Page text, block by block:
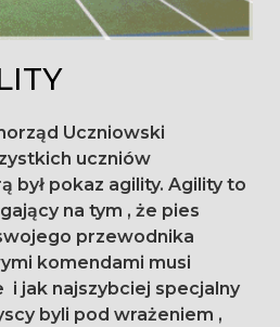
Uczniowski
uczniów
był pokaz agility. Agility to
na tym , że pies
przewodnika
komendami musi
i jak najszybciej specjalny
byli pod wrażeniem ,